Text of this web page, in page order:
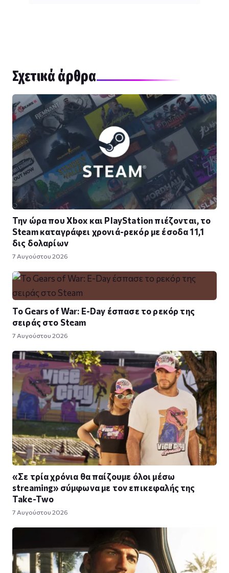
Σχετικά άρθρα
Την ώρα που Xbox και PlayStation πιέζονται, το
Steam καταγράφει χρονιά-ρεκόρ με έσοδα 11,1
δις δολαρίων
7 Αυγούστου 2026
Το Gears of War: E-Day έσπασε το ρεκόρ της
σειράς στο Steam
7 Αυγούστου 2026
«Σε τρία χρόνια θα παίζουμε όλοι μέσω
streaming» σύμφωνα με τον επικεφαλής της
Take-Two
7 Αυγούστου 2026